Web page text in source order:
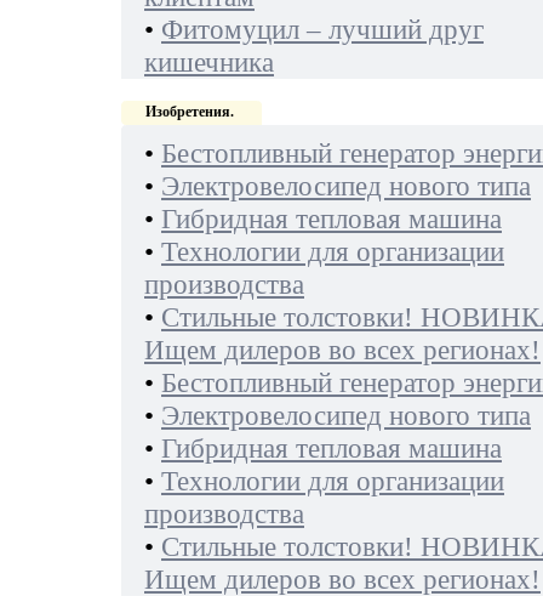
• Фитомуцил – лучший друг
кишечника
Изобретения.
• Бестопливный генератор
• Электровелосипед нового типа
• Гибридная тепловая машина
• Технологии для организации
производства
• Стильные толстовки!
Ищем дилеров во всех регионах!
• Бестопливный генератор
• Электровелосипед нового типа
• Гибридная тепловая машина
• Технологии для организации
производства
• Стильные толстовки!
Ищем дилеров во всех регионах!